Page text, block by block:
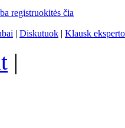
registruokitės čia
| Diskutuok | Klausk eksperto
|